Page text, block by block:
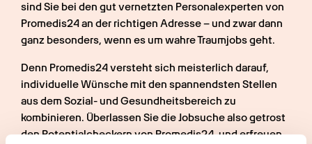
sind Sie bei den gut vernetzten Personalexperten von
Promedis24 an der richtigen Adresse – und zwar dann
ganz besonders, wenn es um wahre Traumjobs geht.
Denn Promedis24 versteht sich meisterlich darauf,
individuelle Wünsche mit den spannendsten Stellen
aus dem Sozial- und Gesundheitsbereich zu
kombinieren. Überlassen Sie die Jobsuche also getrost
den Potentialcheckern von Promedis24, und erfreuen